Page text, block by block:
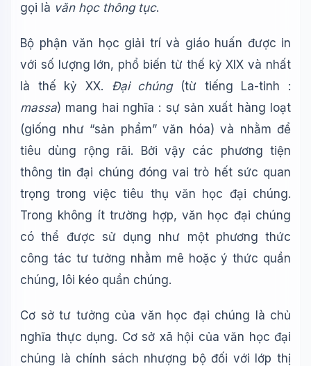
gọi là văn học thông tục.
Bộ phận văn học giải trí và giáo huấn được in
với số lượng lớn, phổ biến từ thế kỷ XIX và nhất
là thế kỷ XX. Đại chúng(từ tiếng La-tinh :
massa) mang hai nghĩa : sự sản xuất hàng loạt
(giống như “sản phẩm” văn hóa) và nhằm để
tiêu dùng rộng rãi. Bởi vậy các phương tiện
thông tin đại chúng đóng vai trò hết sức quan
trọng trong việc tiêu thụ văn học đại chúng.
Trong không ít trường hợp, văn học đại chúng
có thể được sử dụng như một phương thức
công tác tư tưởng nhằm mê hoặc ý thức quần
chúng, lôi kéo quần chúng.
Cơ sở tư tưởng của văn học đại chúng là chủ
nghĩa thực dụng. Cơ sở xã hội của văn học đại
chúng là chính sách nhượng bộ đối với lớp thị